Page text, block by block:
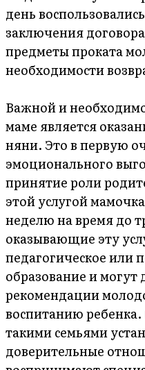
день
заключения
предметы проката
необходимости
Важной и
маме является
няни. Это в первую
эмоционального
принятие роли
этой услугой
неделю на время до
оказывающие эту
педагогическое или
образование и могут
рекомендации
воспитанию
такими семьями
доверительные